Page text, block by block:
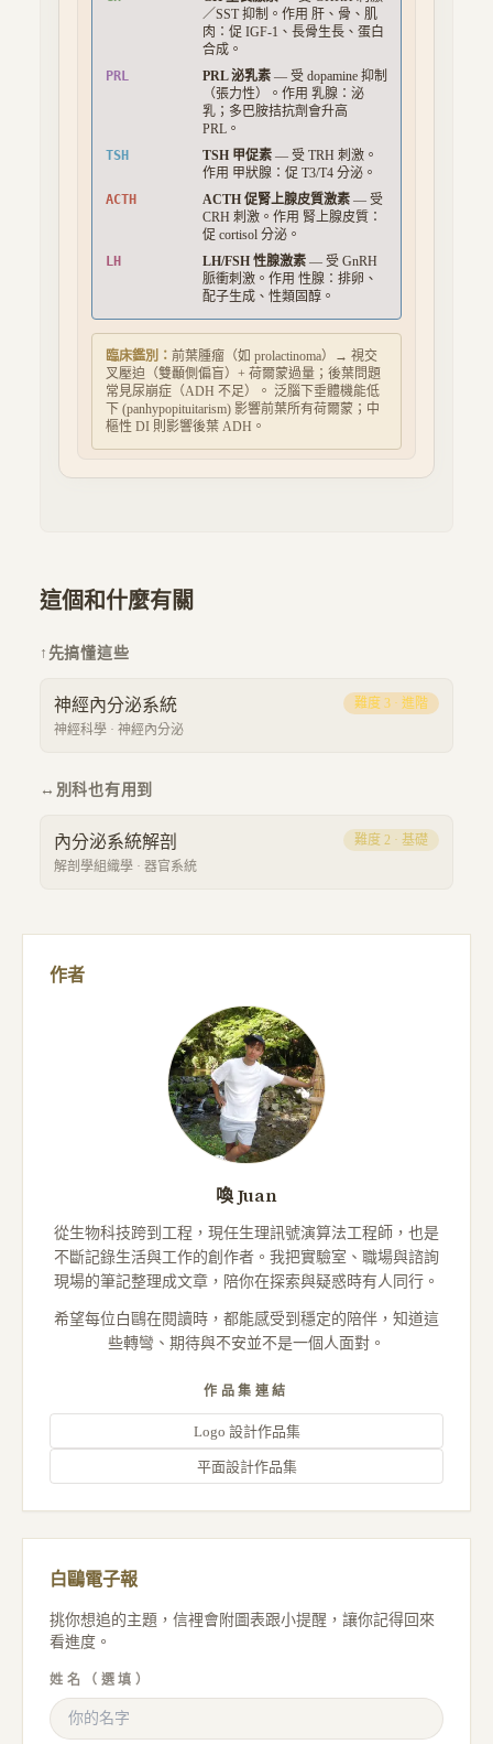
／SST 抑制 。作用 肝、骨、肌
肉 ： 促 IGF-1、長骨生長、蛋白
合成 。
PRL
PRL 泌乳素 — 受 dopamine 抑制
（張力性）
。作用 乳腺 ： 泌
乳；多巴胺拮抗劑會升高
PRL 。
TSH
TSH 甲促素 — 受 TRH 刺激 。
作用 甲狀腺 ： 促 T3/T4 分泌 。
ACTH
ACTH 促腎上腺皮質激素 — 受
CRH 刺激 。作用 腎上腺皮質 ：
促 cortisol 分泌 。
LH
LH/FSH 性腺激素 — 受 GnRH
脈衝刺激 。作用 性腺 ： 排卵、
配子生成、性類固醇 。
臨床鑑別： 前葉腫瘤（如 prolactinoma）→ 視交
叉壓迫（雙顳側偏盲）+ 荷爾蒙過量；後葉問題
常見尿崩症（ADH 不足）。 泛腦下垂體機能低
下 (panhypopituitarism) 影響前葉所有荷爾蒙；中
樞性 DI 則影響後葉 ADH。
這個和什麼有關
↑ 先搞懂這些
神經內分泌系統
神經科學 · 神經內分泌
難度 3 · 進階
↔ 別科也有用到
內分泌系統解剖
解剖學組織學 · 器官系統
難度 2 · 基礎
作者
喚 Juan
從生物科技跨到工程，現任生理訊號演算法工程師，也是
不斷記錄生活與工作的創作者。我把實驗室、職場與諮詢
現場的筆記整理成文章，陪你在探索與疑惑時有人同行。
希望每位白鷗在閱讀時，都能感受到穩定的陪伴，知道這
些轉彎、期待與不安並不是一個人面對。
作品集連結
Logo 設計作品集
平面設計作品集
白鷗電子報
挑你想追的主題，信裡會附圖表跟小提醒，讓你記得回來
看進度。
姓名（選填）